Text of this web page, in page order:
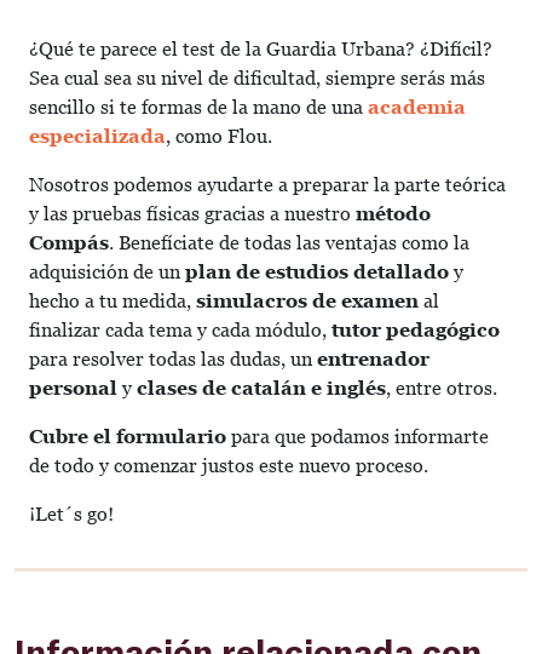
¿Qué te parece el test de la Guardia Urbana? ¿Difícil?
Sea cual sea su nivel de dificultad, siempre serás más
sencillo si te formas de la mano de una academia
especializada, como Flou.
Nosotros podemos ayudarte a preparar la parte teórica
y las pruebas físicas gracias a nuestro método
Compás. Benefíciate de todas las ventajas como la
adquisición de un plan de estudios detalladoy
hecho a tu medida, simulacros de examen al
finalizar cada tema y cada módulo, tutor pedagógico
para resolver todas las dudas, un entrenador
personaly clases de catalán e inglés, entre otros.
Cubre el formulario para que podamos informarte
de todo y comenzar justos este nuevo proceso.
¡Let´s go!